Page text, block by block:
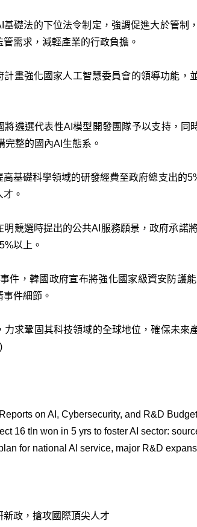
基礎法的下位法令制定，強調促進大於管
需求，減輕產業的行政負擔。
畫強化國家人工智慧委員會的領導功能
將遴選代表性AI模型開發團隊予以支持，
整的國內AI生態系。
基礎科學領域的研發經費至政府總支出的
。
明競選時提出的公共AI服務願景，政府承諾
以上。
件，韓國政府宣布將強化國家級資安防護
件細節。
力求鞏固其科技領域的全球地位，確保未
on AI, Cybersecurity, and R&D
16 tln won in 5 yrs to foster AI sector:
for national AI service, major R&D
新政，搶攻國際頂尖人才